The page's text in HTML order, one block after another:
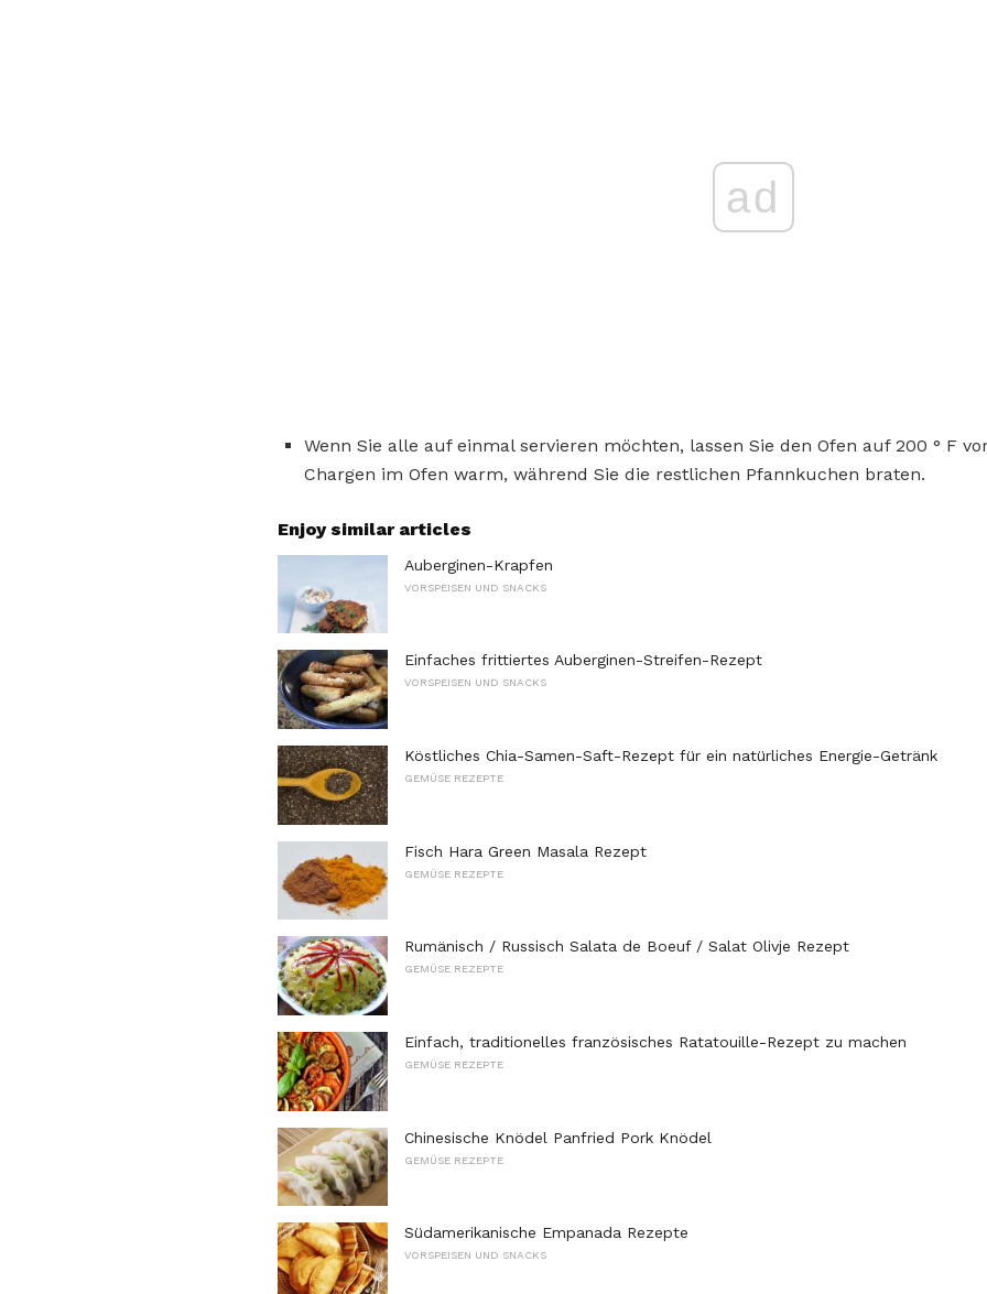
ad
Wenn Sie alle auf einmal servieren möchten, lassen Sie den Ofen auf 200 ° F
Chargen im Ofen warm, während Sie die restlichen Pfannkuchen braten.
Enjoy similar articles
Auberginen-Krapfen
VORSPEISEN UND SNACKS
Einfaches frittiertes Auberginen-Streifen-Rezept
VORSPEISEN UND SNACKS
Köstliches Chia-Samen-Saft-Rezept für ein natürliches Energie-Getränk
GEMÜSE REZEPTE
Fisch Hara Green Masala Rezept
GEMÜSE REZEPTE
Rumänisch / Russisch Salata de Boeuf / Salat Olivje Rezept
GEMÜSE REZEPTE
Einfach, traditionelles französisches Ratatouille-Rezept zu machen
GEMÜSE REZEPTE
Chinesische Knödel Panfried Pork Knödel
GEMÜSE REZEPTE
Südamerikanische Empanada Rezepte
VORSPEISEN UND SNACKS